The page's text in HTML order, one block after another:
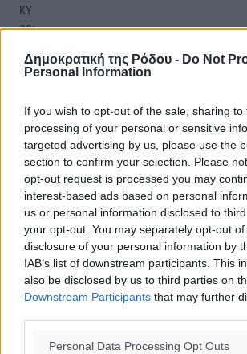
Δημοκρατική της Ρόδου - Do Not
Personal Information
If you wish to opt-out of the sale, sharing
processing of your personal or sensitive
targeted advertising by us, please use the
section to confirm your selection. Please
opt-out request is processed you may
interest-based ads based on personal
us or personal information disclosed to
your opt-out. You may separately opt-out
disclosure of your personal information by
IAB’s list of downstream participants. This
also be disclosed by us to third parties on
Downstream Participants that may further
Personal Data Processing Opt Outs
ΚΥ
29°
29°
28 °
ΤΕ